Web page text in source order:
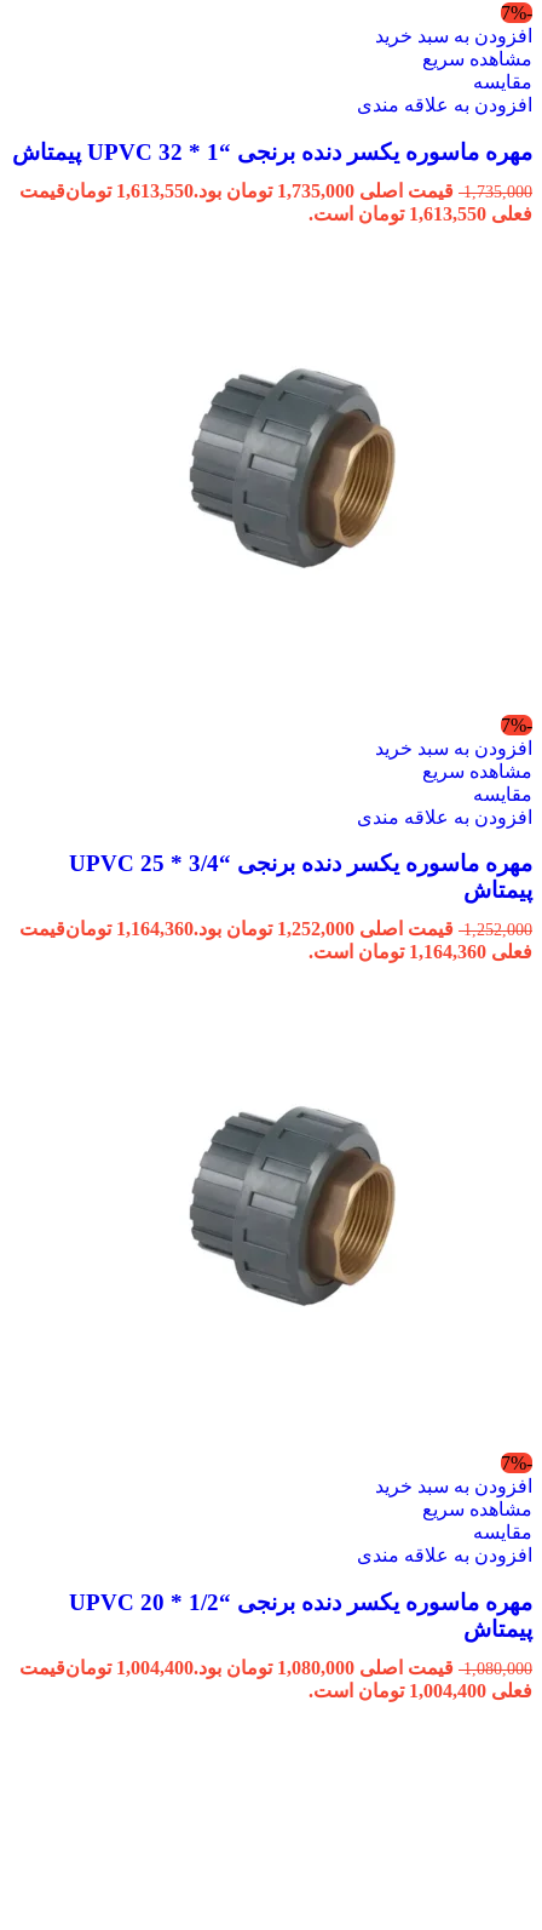
-7%
افزودن به سبد خرید
مشاهده سریع
مقایسه
افزودن به علاقه مندی
مهره ماسوره یکسر دنده برنجی “1 * 32 UPVC پیمتاش
1,735,000 قیمت اصلی 1,735,000 تومان بود. 1,613,550 تومانقیمت
فعلی 1,613,550 تومان است.
-7%
افزودن به سبد خرید
مشاهده سریع
مقایسه
افزودن به علاقه مندی
مهره ماسوره یکسر دنده برنجی “3/4 * 25 UPVC
پیمتاش
1,252,000 قیمت اصلی 1,252,000 تومان بود. 1,164,360 تومانقیمت
فعلی 1,164,360 تومان است.
-7%
افزودن به سبد خرید
مشاهده سریع
مقایسه
افزودن به علاقه مندی
مهره ماسوره یکسر دنده برنجی “1/2 * 20 UPVC
پیمتاش
1,080,000 قیمت اصلی 1,080,000 تومان بود. 1,004,400 تومانقیمت
فعلی 1,004,400 تومان است.